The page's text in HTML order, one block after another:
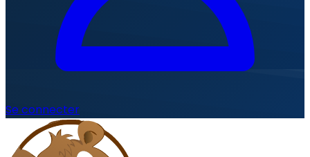
Se connecter